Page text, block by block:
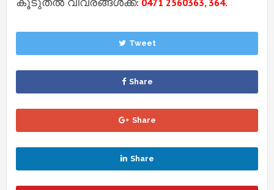
Tweet
Share
Share
Share